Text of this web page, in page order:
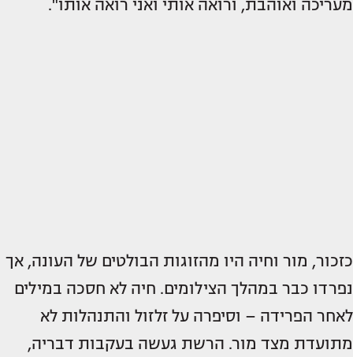
מעריכה ואוהבת, ורואה אותי ואני רואה אותו".
כזכור, מור וחיה היו מהזוגות הבולטים של העונה, אך
נפרדו כבר במהלך הצילומים. חיה לא חסכה במילים
לאחר הפרידה – וסיפרה על זלזול והתנהלות לא
מתועדת מצד מור. הרשת געשה בעקבות דבריה,